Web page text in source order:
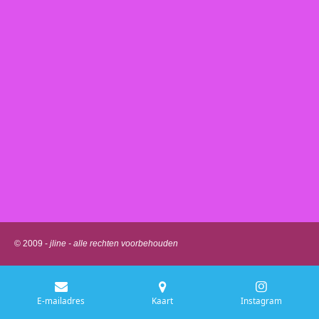
© 2009 - jline - alle rechten voorbehouden
E-mailadres Kaart Instagram